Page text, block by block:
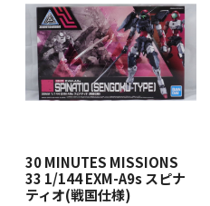
30 MINUTES MISSIONS
33 1/144 EXM-A9s スピナ
ティオ(戦国仕様)